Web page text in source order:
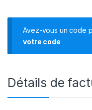
Avez-vous un code
votre code
Détails de